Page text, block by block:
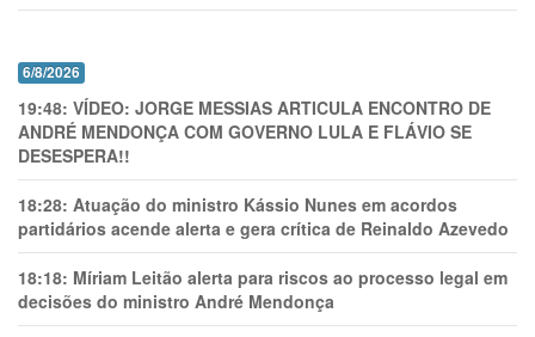
6/8/2026
19:48: VÍDEO: JORGE MESSIAS ARTICULA ENCONTRO DE
ANDRÉ MENDONÇA COM GOVERNO LULA E FLÁVIO SE
DESESPERA!!
18:28: Atuação do ministro Kássio Nunes em acordos
partidários acende alerta e gera crítica de Reinaldo Azevedo
18:18: Míriam Leitão alerta para riscos ao processo legal em
decisões do ministro André Mendonça